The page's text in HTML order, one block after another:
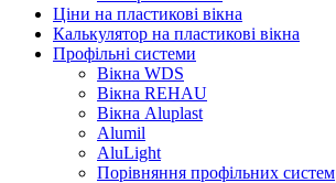
Ціни на пластикові вікна
Калькулятор на пластикові вікна
Профільні системи
Вікна WDS
Вікна REHAU
Вікна Aluplast
Alumil
AluLight
Порівняння профільних систем